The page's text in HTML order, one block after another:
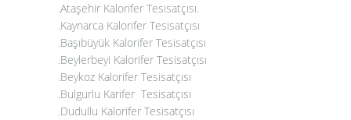
.Ataşehir Kalorifer Tesisatçısı.
.Kaynarca Kalorifer Tesisatçısı
.Başıbüyük Kalorifer Tesisatçısı
.Beylerbeyi Kalorifer Tesisatçısı
.Beykoz Kalorifer Tesisatçısı
.Bulgurlu Karifer Tesisatçısı
.Dudullu Kalorifer Tesisatçısı